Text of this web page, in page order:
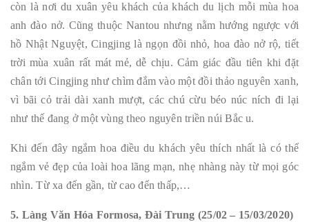
còn là nơi du xuân yêu khách của khách du lịch mỗi mùa hoa
anh đào nở. Cũng thuộc Nantou nhưng nằm hướng ngược với
hồ Nhật Nguyệt, Cingjing là ngọn đồi nhỏ, hoa đào nở rộ, tiết
trời mùa xuân rất mát mẻ, dễ chịu. Cảm giác đầu tiên khi đặt
chân tới Cingjing như chìm đắm vào một đồi thảo nguyên xanh,
vì bãi cỏ trải dài xanh mượt, các chú cừu béo núc ních đi lại
như thế đang ở một vùng theo nguyên triền núi Bắc u.
Khi đến đây ngắm hoa điều du khách yêu thích nhất là có thể
ngắm vẻ đẹp của loài hoa lãng mạn, nhẹ nhàng này từ mọi góc
nhìn. Từ xa đến gần, từ cao đến thấp,…
5. Làng Văn Hóa Formosa, Đài Trung (25/02 – 15/03/2020)